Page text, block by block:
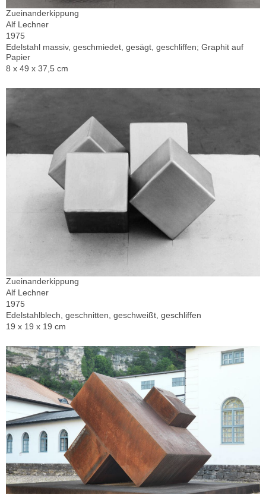
Zueinanderkippung
Alf Lechner
1975
Edelstahl massiv, geschmiedet, gesägt, geschliffen; Graphit auf
Papier
8 x 49 x 37,5 cm
Zueinanderkippung
Alf Lechner
1975
Edelstahlblech, geschnitten, geschweißt, geschliffen
19 x 19 x 19 cm